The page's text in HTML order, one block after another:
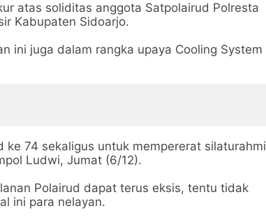
atas soliditas anggota Satpolairud Polresta
Kabupaten Sidoarjo.
ini juga dalam rangka upaya Cooling System
74 sekaligus untuk mempererat silaturahmi
Ludwi, Jumat (6/12).
Polairud dapat terus eksis, tentu tidak
ini para nelayan.